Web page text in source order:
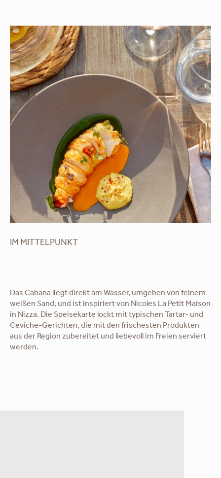
IM MITTELPUNKT
Das Cabana liegt direkt am Wasser, umgeben von feinem
weißen Sand, und ist inspiriert von Nicoles La Petit Maison
in Nizza. Die Speisekarte lockt mit typischen Tartar- und
Ceviche-Gerichten, die mit den frischesten Produkten
aus der Region zubereitet und liebevoll im Freien serviert
werden.